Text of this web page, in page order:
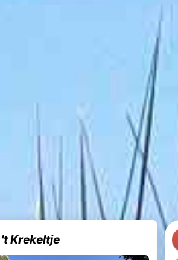
't Krekeltje